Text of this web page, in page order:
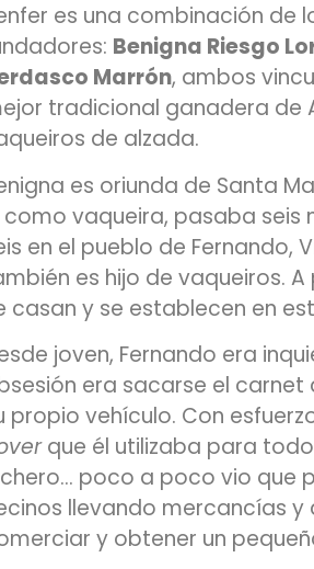
es una combinación de
Benigna Riesgo
Marrón, ambos
tradicional ganadera de
de alzada.
es oriunda de Santa
como vaqueira, pasaba seis
en el pueblo de Fernando,
es hijo de vaqueiros.
casan y se establecen en
joven, Fernando era
era sacarse el
propio vehículo. Con
que él utilizaba para
poco a poco vio que
llevando mercancías
y obtener un